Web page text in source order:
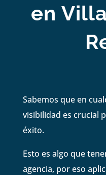
en
Sabemos que en
visibilidad es crucial
éxito.
Esto es algo que
agencia, por eso